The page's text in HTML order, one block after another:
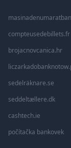
compteusedebillets.fr
brojacnovcanica.hr
sedelräknare.se
seddeltællere.dk
cashtech.ie
počítačka bankovek